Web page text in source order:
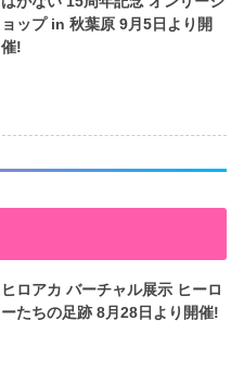
ョップ in 秋葉原 9月5日より開
催!
ヒロアカ バーチャル展示 ヒーロ
ーたちの足跡 8月28日より開催!